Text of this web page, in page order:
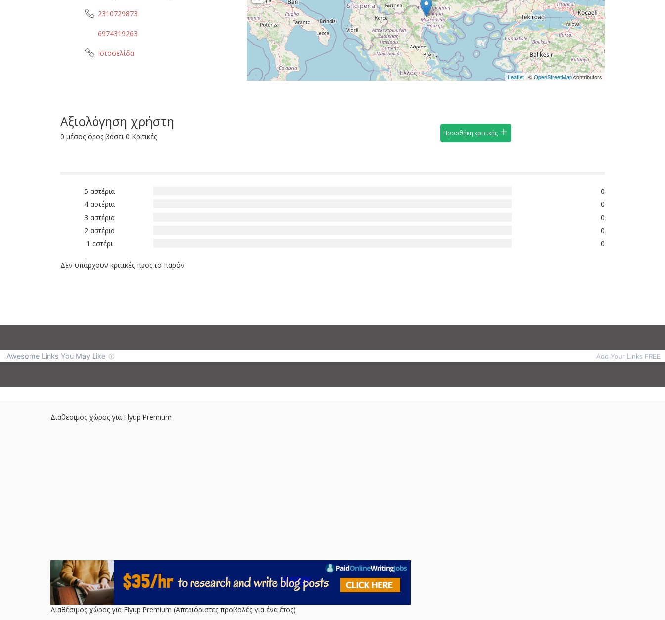
2310729873
6974319263
Ιστοσελίδα
Leaflet | ©OpenStreetMapcontributors
Αξιολόγηση χρήστη
0 μέσος όρος βάσει 0 Κριτικές Προσθήκη κριτικής
5 αστέρια
0
4 αστέρια
0
3 αστέρια
0
2 αστέρια
0
1 αστέρι
0
Δεν υπάρχουν κριτικές προς το παρόν
Διαθέσιμος χώρος για Flyup Premium
Διαθέσιμος χώρος για Flyup Premium (Απεριόριστες προβολές για ένα έτος)